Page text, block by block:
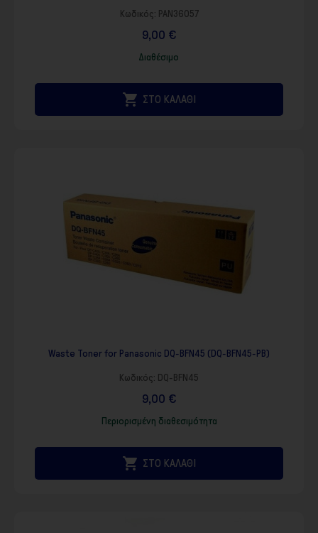
Κωδικός: PAN36057
9,00 €
Διαθέσιμο
 ΣΤΟ ΚΑΛΑΘΙ
Waste Toner for Panasonic DQ-BFN45 (DQ-BFN45-PB)
Κωδικός: DQ-BFN45
9,00 €
Περιορισμένη διαθεσιμότητα
 ΣΤΟ ΚΑΛΑΘΙ